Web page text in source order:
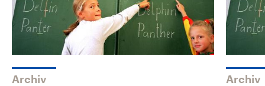
Archiv Archiv